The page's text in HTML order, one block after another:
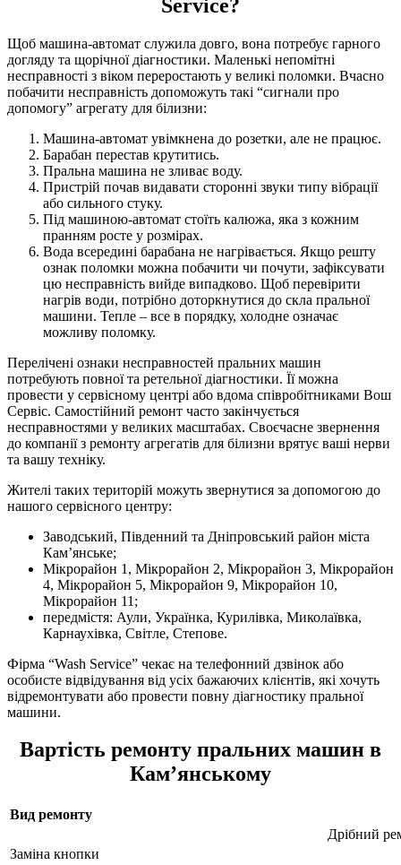
Service?
Щоб машина-автомат служила довго, вона потребує гарного
догляду та щорічної діагностики. Маленькі непомітні
несправності з віком переростають у великі поломки. Вчасно
побачити несправність допоможуть такі “сигнали про
допомогу” агрегату для білизни:
Машина-автомат увімкнена до розетки, але не працює.
Барабан перестав крутитись.
Пральна машина не зливає воду.
Пристрій почав видавати сторонні звуки типу вібрації
або сильного стуку.
Під машиною-автомат стоїть калюжа, яка з кожним
пранням росте у розмірах.
Вода всередині барабана не нагрівається. Якщо решту
ознак поломки можна побачити чи почути, зафіксувати
цю несправність вийде випадково. Щоб перевірити
нагрів води, потрібно доторкнутися до скла пральної
машини. Тепле – все в порядку, холодне означає
можливу поломку.
Перелічені ознаки несправностей пральних машин
потребують повної та ретельної діагностики. Її можна
провести у сервісному центрі або вдома співробітниками Вош
Сервіс. Самостійний ремонт часто закінчується
несправностями у великих масштабах. Своєчасне звернення
до компанії з ремонту агрегатів для білизни врятує ваші нерви
та вашу техніку.
Жителі таких територій можуть звернутися за допомогою до
нашого сервісного центру:
Заводський, Південний та Дніпровський район міста
Кам’янське;
Мікрорайон 1, Мікрорайон 2, Мікрорайон 3, Мікрорайон
4, Мікрорайон 5, Мікрорайон 9, Мікрорайон 10,
Мікрорайон 11;
передмістя: Аули, Українка, Курилівка, Миколаївка,
Карнаухівка, Світле, Степове.
Фірма “Wash Service” чекає на телефонний дзвінок або
особисте відвідування від усіх бажаючих клієнтів, які хочуть
відремонтувати або провести повну діагностику пральної
машини.
Вартість ремонту пральних машин в
Кам’янському
Вид ремонту
Дрібний
Заміна кнопки